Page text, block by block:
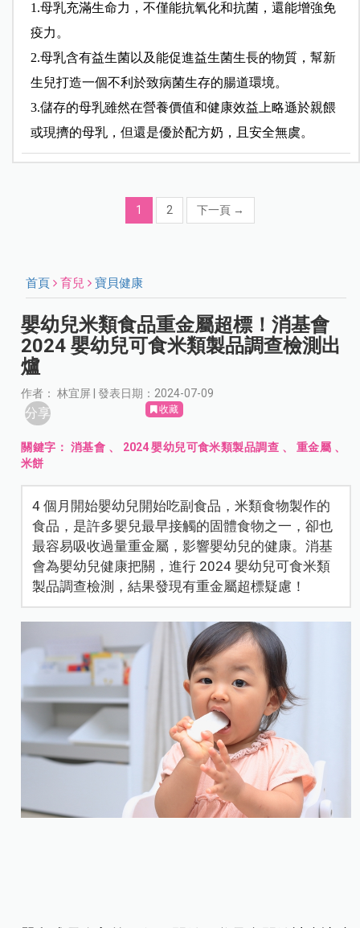
1.母乳充滿生命力，不僅能抗氧化和抗菌，還能增強免
疫力。
2.母乳含有益生菌以及能促進益生菌生長的物質，幫新
生兒打造一個不利於致病菌生存的腸道環境。
3.儲存的母乳雖然在營養價值和健康效益上略遜於親餵
或現擠的母乳，但還是優於配方奶，且安全無虞。
1 2 下一頁 →
首頁 育兒 寶貝健康
嬰幼兒米類食品重金屬超標！消基會
2024 嬰幼兒可食米類製品調查檢測出
爐
作者： 林宜屏 | 發表日期：2024-07-09
分享 收藏
關鍵字： 消基會 、 2024 嬰幼兒可食米類製品調查 、 重金屬 、
米餅
4 個月開始嬰幼兒開始吃副食品，米類食物製作的
食品，是許多嬰兒最早接觸的固體食物之一，卻也
最容易吸收過量重金屬，影響嬰幼兒的健康。消基
會為嬰幼兒健康把關，進行 2024 嬰幼兒可食米類
製品調查檢測，結果發現有重金屬超標疑慮！